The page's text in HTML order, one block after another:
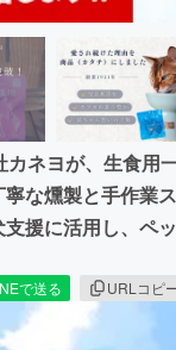
ネヨが、生食用
な燻製と手作業
援に活用し、ペ
で送る URLコピ